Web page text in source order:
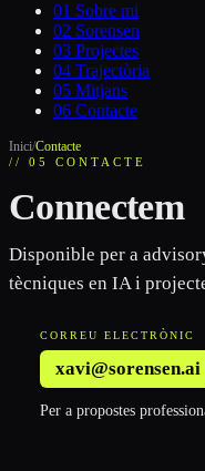
01 Sobre mi
02 Sorensen
03 Projectes
04 Trajectòria
05 Mitjans
06 Contacte
Inici/Contacte
// 05 CONTACTE
Connectem
Disponible per a
tècniques en IA i
CORREU ELECTRÒNIC
xavi@sorensen.ai
Per a propostes